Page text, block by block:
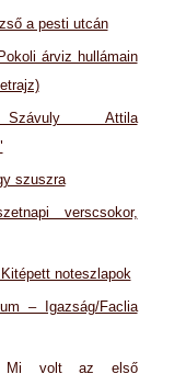
a pesti utcán
árviz hullámain
Attila
szuszra
verscsokor,
noteszlapok
– Igazság/Faclia
Mi volt az első